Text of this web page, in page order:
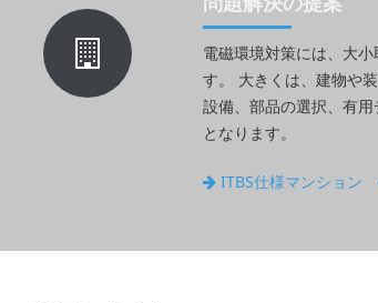
電磁環境対策には、大
す。 大きくは、建物や
設備、部品の選択、有
となります。
ITBS仕様マンション